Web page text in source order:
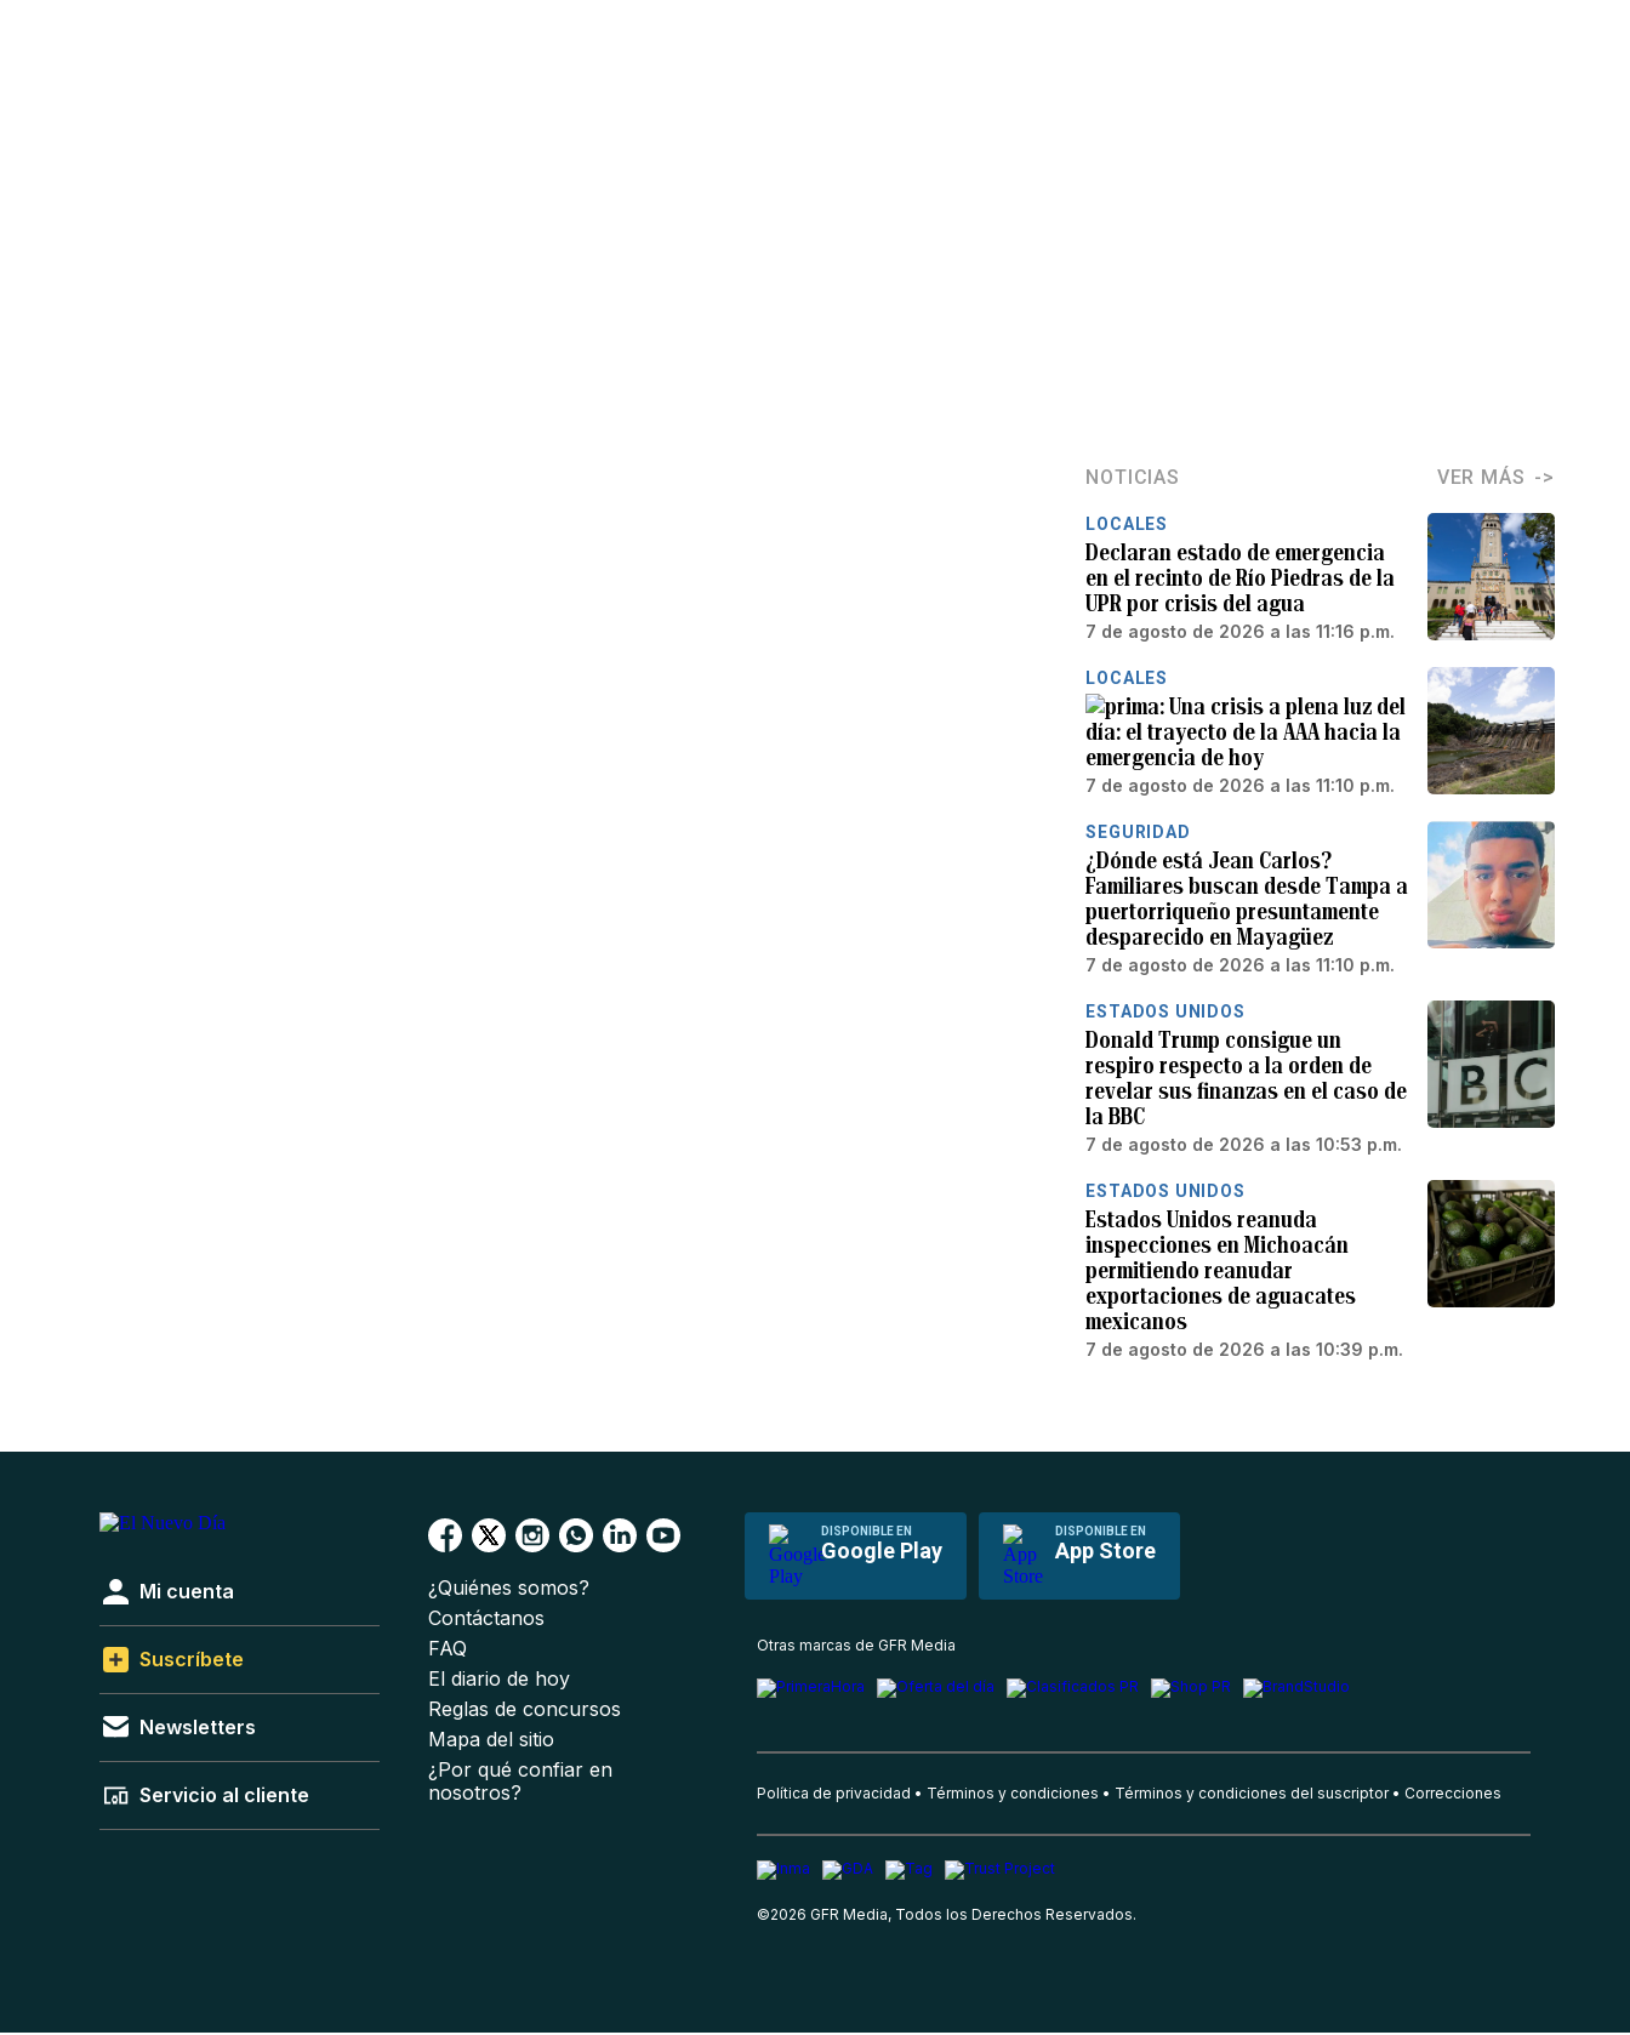
NOTICIAS VER MÁS
LOCALES
Declaran estado de emergencia
en el recinto de Río Piedras de la
UPR por crisis del agua
7 de agosto de 2026 a las 11:16 p.m.
LOCALES
Una crisis a plena luz del
día: el trayecto de la AAA hacia la
emergencia de hoy
7 de agosto de 2026 a las 11:10 p.m.
SEGURIDAD
¿Dónde está Jean Carlos?
Familiares buscan desde Tampa a
puertorriqueño presuntamente
desparecido en Mayagüez
7 de agosto de 2026 a las 11:10 p.m.
ESTADOS UNIDOS
Donald Trump consigue un
respiro respecto a la orden de
revelar sus finanzas en el caso de
la BBC
7 de agosto de 2026 a las 10:53 p.m.
ESTADOS UNIDOS
Estados Unidos reanuda
inspecciones en Michoacán
permitiendo reanudar
exportaciones de aguacates
mexicanos
7 de agosto de 2026 a las 10:39 p.m.
DISPONIBLE EN
Google Play
DISPONIBLE EN
App Store
Mi cuenta
Suscríbete
Newsletters
Servicio al cliente
¿Quiénes somos?
Contáctanos
FAQ
El diario de hoy
Reglas de concursos
Mapa del sitio
¿Por qué confiar en
nosotros?
Otras marcas de GFR Media
Política de privacidad Términos y condiciones Términos y condiciones del suscriptor Correcciones
©2026 GFR Media, Todos los Derechos Reservados.